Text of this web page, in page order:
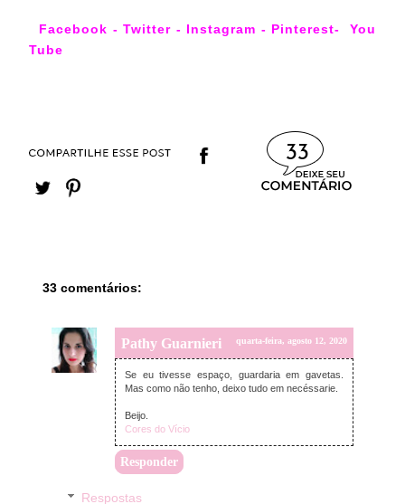
Facebook - Twitter - Instagram - Pinterest-
You
Tube
33
33 comentários:
Pathy Guarnieri quarta-feira, agosto 12, 2020
Se eu tivesse espaço, guardaria em gavetas.
Mas como não tenho, deixo tudo em necéssarie.
Beijo.
Cores do Vício
Responder
Respostas